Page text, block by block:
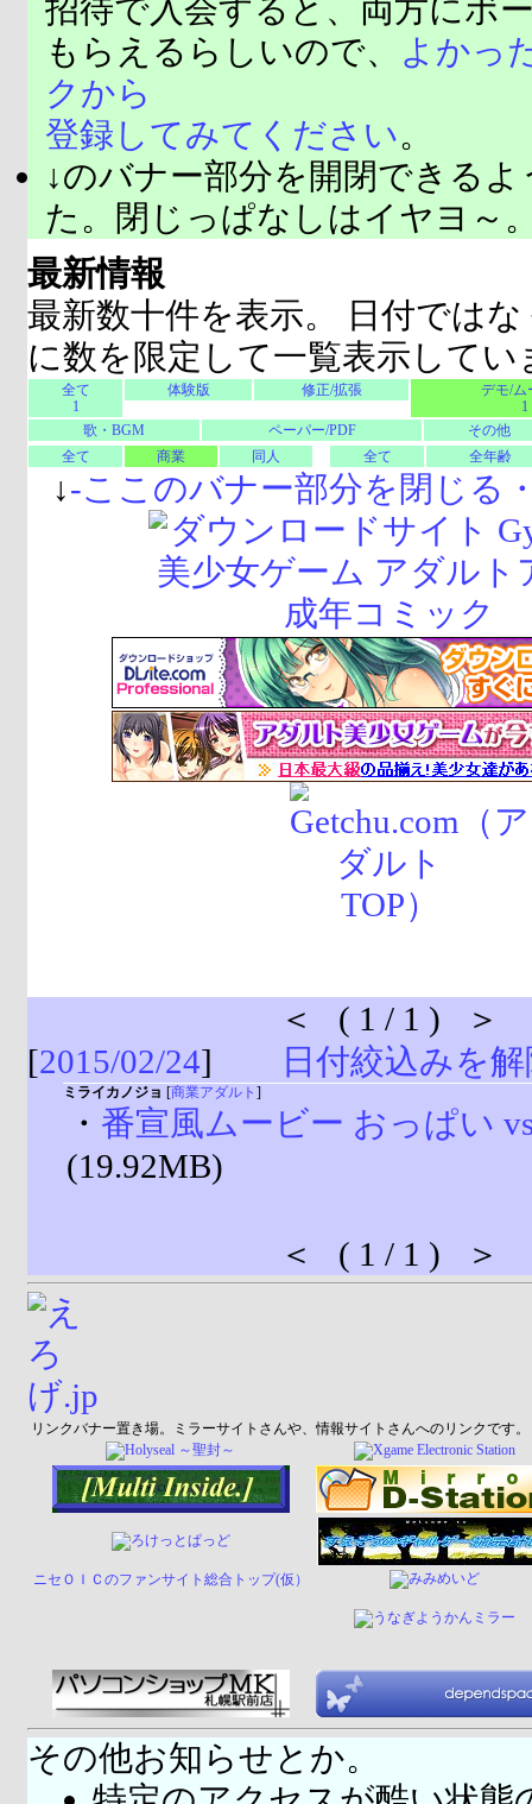
招待で入会すると、両方にボ
もらえるらしいので、
よかっ
クから
登録してみてください。
↓のバナー部分を開閉できる
た。閉じっぱなしはイヤヨ～
最新情報
最新数十件を表示。 日付では
に数を限定して一覧表示してい
全て
1
体験版 修正/拡張
デモ/ム
1
歌・BGM
ペーパー/PDF
その他
全て
商業 同人 全て 全年齢
↓-ここのバナー部分を閉じる
＜ ( 1 / 1 ) ＞
[2015/02/24] 日付絞込みを
ミライカノジョ [商業アダルト ]
・ 番宣風ムービー おっぱい
(19.92MB)
＜ ( 1 / 1 ) ＞
リンクバナー置き場。ミラーサイトさんや、情報サイトさんへのリンクです。
ニセＯＩＣのファンサイト総合トップ(仮）
その他お知らせとか。